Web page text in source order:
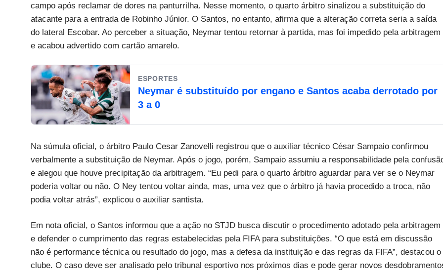
campo após reclamar de dores na panturrilha. Nesse momento, o quarto árbitro sinalizou a substituição do
atacante para a entrada de Robinho Júnior. O Santos, no entanto, afirma que a alteração correta seria a saída
do lateral Escobar. Ao perceber a situação, Neymar tentou retornar à partida, mas foi impedido pela arbitragem
e acabou advertido com cartão amarelo.
ESPORTES
Neymar é substituído por engano e Santos acaba derrotado por
3 a 0
Na súmula oficial, o árbitro Paulo Cesar Zanovelli registrou que o auxiliar técnico César Sampaio confirmou
verbalmente a substituição de Neymar. Após o jogo, porém, Sampaio assumiu a responsabilidade pela
e alegou que houve precipitação da arbitragem. “Eu pedi para o quarto árbitro aguardar para ver se o Neymar
poderia voltar ou não. O Ney tentou voltar ainda, mas, uma vez que o árbitro já havia procedido a troca, não
podia voltar atrás”, explicou o auxiliar santista.
Em nota oficial, o Santos informou que a ação no STJD busca discutir o procedimento adotado pela arbitragem
e defender o cumprimento das regras estabelecidas pela FIFA para substituições. “O que está em discussão
não é performance técnica ou resultado do jogo, mas a defesa da instituição e das regras da FIFA”, destacou o
clube. O caso deve ser analisado pelo tribunal esportivo nos próximos dias e pode gerar novos